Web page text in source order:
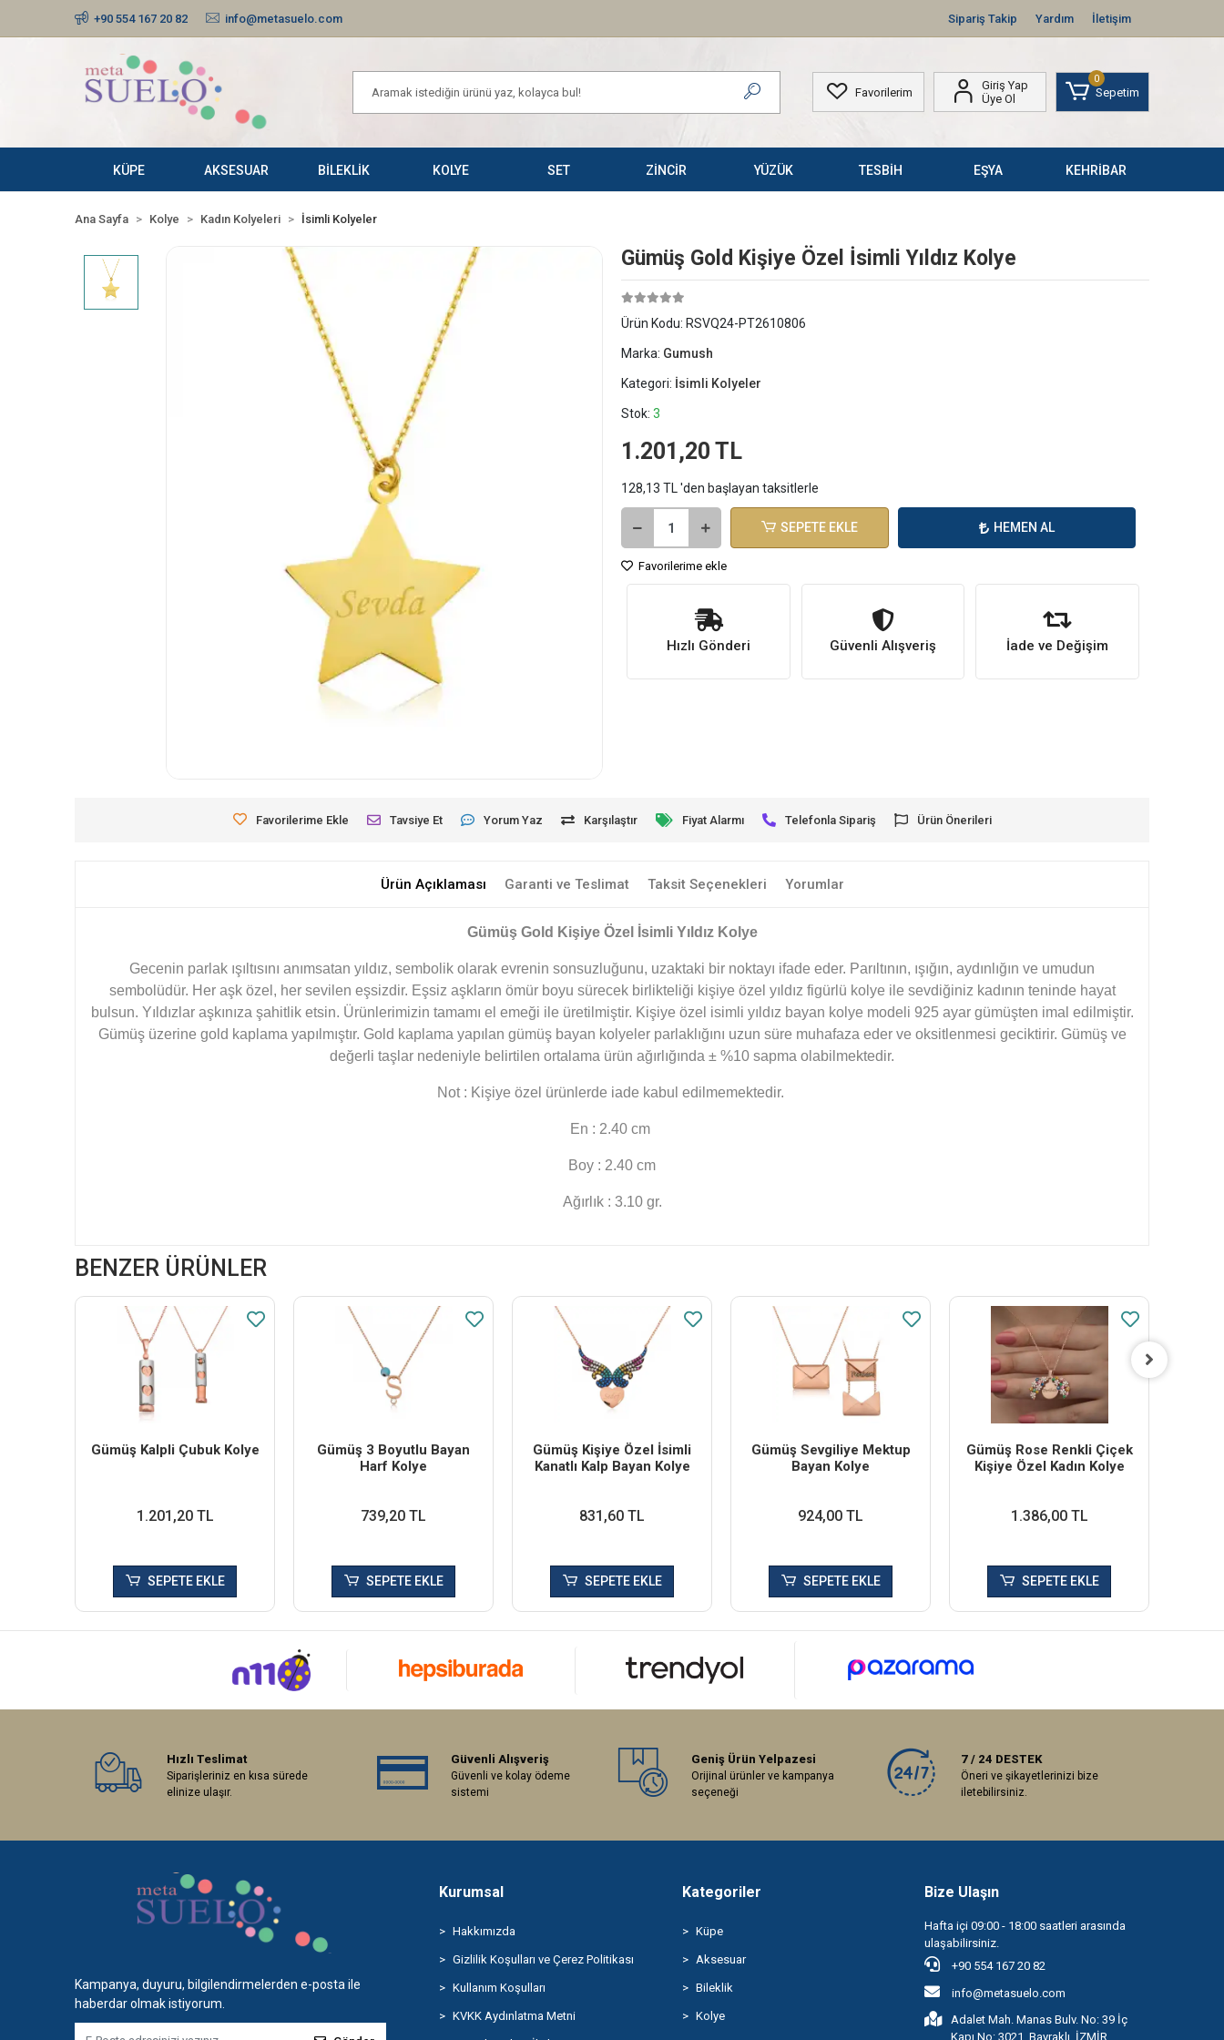
+90 554 167 20 82 info@metasuelo.com Sipariş Takip Yardım İletişim
Favorilerim
Giriş Yap
Üye Ol
0
Sepetim
KÜPE AKSESUAR BİLEKLİK KOLYE SET ZİNCİR YÜZÜK TESBİH EŞYA KEHRİBAR
Ana Sayfa Kolye Kadın Kolyeleri İsimli Kolyeler
Gümüş Gold Kişiye Özel İsimli Yıldız Kolye
Ürün Kodu: RSVQ24-PT2610806
Marka: Gumush
Kategori: İsimli Kolyeler
Stok: 3
1.201,20 TL
128,13 TL 'den başlayan taksitlerle
SEPETE EKLE HEMEN AL
Favorilerime ekle
Hızlı Gönderi Güvenli Alışveriş İade ve Değişim
Favorilerime Ekle Tavsiye Et Yorum Yaz Karşılaştır Fiyat Alarmı Telefonla Sipariş Ürün Önerileri
Ürün Açıklaması Garanti ve Teslimat Taksit Seçenekleri Yorumlar
Gümüş Gold Kişiye Özel İsimli Yıldız Kolye
Gecenin parlak ışıltısını anımsatan yıldız, sembolik olarak evrenin sonsuzluğunu, uzaktaki bir noktayı ifade eder. Parıltının, ışığın, aydınlığın ve umudun
sembolüdür. Her aşk özel, her sevilen eşsizdir. Eşsiz aşkların ömür boyu sürecek birlikteliği kişiye özel yıldız figürlü kolye ile sevdiğiniz kadının teninde hayat
bulsun. Yıldızlar aşkınıza şahitlik etsin. Ürünlerimizin tamamı el emeği ile üretilmiştir. Kişiye özel isimli yıldız bayan kolye modeli 925 ayar gümüşten imal edilmiştir.
Gümüş üzerine gold kaplama yapılmıştır. Gold kaplama yapılan gümüş bayan kolyeler parlaklığını uzun süre muhafaza eder ve oksitlenmesi geciktirir. Gümüş ve
değerli taşlar nedeniyle belirtilen ortalama ürün ağırlığında ± %10 sapma olabilmektedir.
Not : Kişiye özel ürünlerde iade kabul edilmemektedir.
En : 2.40 cm
Boy : 2.40 cm
Ağırlık : 3.10 gr.
BENZER ÜRÜNLER
Gümüş Kalpli Çubuk Kolye
1.201,20 TL
SEPETE EKLE
Gümüş 3 Boyutlu Bayan
Harf Kolye
739,20 TL
SEPETE EKLE
Gümüş Kişiye Özel İsimli
Kanatlı Kalp Bayan Kolye
831,60 TL
SEPETE EKLE
Gümüş Sevgiliye Mektup
Bayan Kolye
924,00 TL
SEPETE EKLE
Gümüş Rose Renkli Çiçek
Kişiye Özel Kadın Kolye
1.386,00 TL
SEPETE EKLE
Hızlı Teslimat
Siparişleriniz en kısa sürede
elinize ulaşır.
Güvenli Alışveriş
Güvenli ve kolay ödeme
sistemi
Geniş Ürün Yelpazesi
Orijinal ürünler ve kampanya
seçeneği
7 / 24 DESTEK
Öneri ve şikayetlerinizi bize
iletebilirsiniz.
Kampanya, duyuru, bilgilendirmelerden e-posta ile
haberdar olmak istiyorum.
Kurumsal
Hakkımızda
Gizlilik Koşulları ve Çerez Politikası
Kullanım Koşulları
KVKK Aydınlatma Metni
Kategoriler
Küpe
Aksesuar
Bileklik
Kolye
Bize Ulaşın
Hafta içi 09:00 - 18:00 saatleri arasında
ulaşabilirsiniz.
+90 554 167 20 82
info@metasuelo.com
Adalet Mah. Manas Bulv. No: 39 İç
Kapı No: 3021, Bayraklı, İZMİR